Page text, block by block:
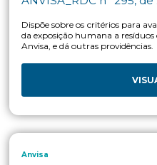
Mapa
MAPA IBAMA
29 de setembro de
Estabelece diretrizes para
afins, quanto às inclusões
Mistura registrados,